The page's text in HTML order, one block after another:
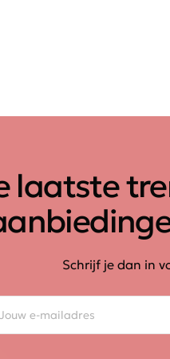
laatste
Schrijf je dan in